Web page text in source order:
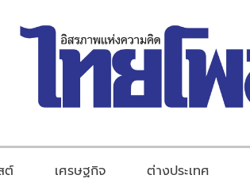
ต์ เศรษฐกิจ ต่างประเทศ